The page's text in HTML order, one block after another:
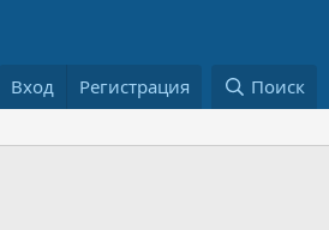
Вход Регистрация Поиск